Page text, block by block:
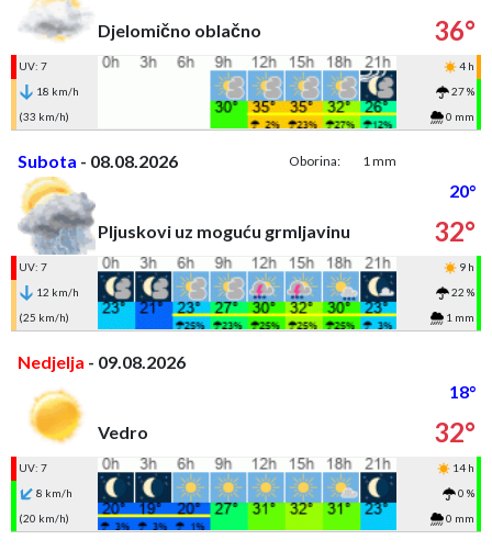
Djelomično oblačno 36°
UV: 7
4 h
18 km/h
27 %
(33 km/h)
0 mm
Subota - 08.08.2026 Oborina: 1 mm
20°
Pljuskovi uz moguću grmljavinu
32°
UV: 7
9 h
12 km/h
22 %
(25 km/h)
1 mm
Nedjelja - 09.08.2026
18°
Vedro
32°
UV: 7
14 h
8 km/h
0 %
(20 km/h)
0 mm